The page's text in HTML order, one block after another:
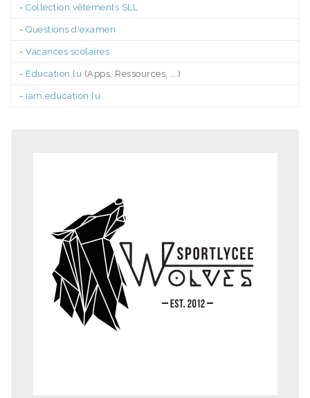
- Collection vêtements SLL
- Questions d'examen
- Vacances scolaires
- Education.lu (Apps, Ressources, ...)
- iam.education.lu